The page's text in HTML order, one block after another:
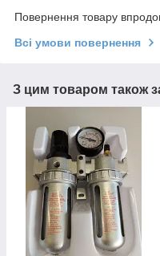
Повернення товару
Всі умови повернення
З цим товаром також